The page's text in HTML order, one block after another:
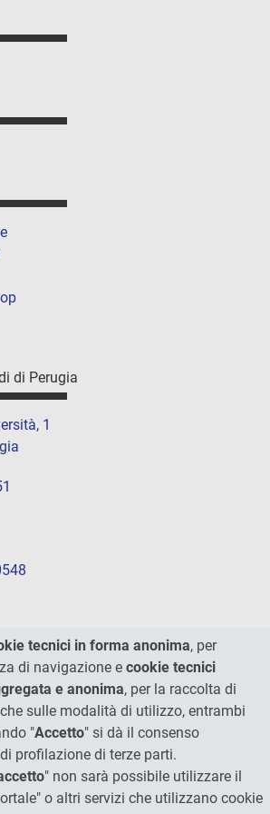
di Perugia
1
tecnici in forma anonima, per
di navigazione e cookie tecnici
e anonima, per la raccolta di
sulle modalità di utilizzo, entrambi
"Accetto" si dà il consenso
profilazione di terze parti.
" non sarà possibile utilizzare il
o altri servizi che utilizzano cookie